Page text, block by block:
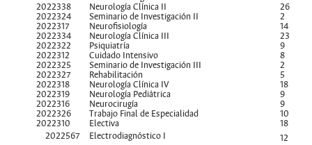
2022338
Neurología Clínica II
26
2022324
Seminario de Investigación II
2
2022317
Neurofisiología
14
2022334
Neurología Clínica III
23
2022322
Psiquiatría
9
2022312
Cuidado Intensivo
8
2022325
Seminario de Investigación III
2
2022327
Rehabilitación
5
2022318
Neurología Clínica IV
18
2022319
Neurología Pediátrica
9
2022316
Neurocirugía
9
2022326
Trabajo Final de Especialidad
10
2022310
Electiva
18
2022567
Electrodiagnóstico I
12